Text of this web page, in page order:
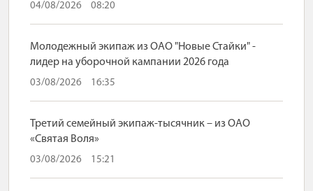
04/08/2026 08:20
Молодежный экипаж из ОАО "Новые Стайки" -
лидер на уборочной кампании 2026 года
03/08/2026 16:35
Третий семейный экипаж-тысячник – из ОАО
«Святая Воля»
03/08/2026 15:21